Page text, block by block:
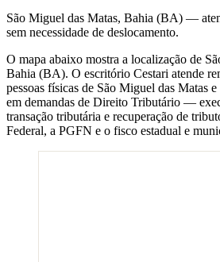
São Miguel das Matas, Bahia (BA) —
sem necessidade de deslocamento.
O mapa abaixo mostra a localização de
Bahia (BA). O escritório Cestari atende
pessoas físicas de São Miguel das Matas e
em demandas de Direito Tributário —
transação tributária e recuperação de
Federal, a PGFN e o fisco estadual e